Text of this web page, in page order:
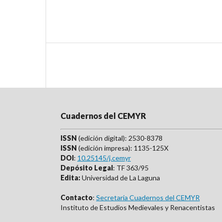
Cuadernos del CEMYR
ISSN (edición digital): 2530-8378
ISSN (edición impresa): 1135-125X
DOI: 10.25145/j.cemyr
Depósito Legal: TF 363/95
Edita:Universidad de La Laguna
Contacto: Secretaría Cuadernos del CEMYR
Instituto de Estudios Medievales y Renacentistas